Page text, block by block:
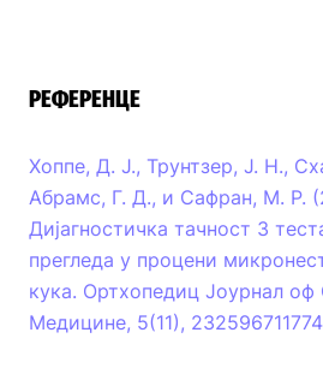
РЕФЕРЕНЦЕ
Хоппе, Д. Ј., Трунтзер, Ј. Н.,
Абрамс, Г. Д., и Сафран, М. Р.
Дијагностичка тачност 3
прегледа у процени
кука. Ортхопедиц Јоурнал оф
Медицине, 5(11),